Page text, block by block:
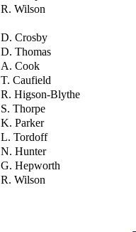
R. Wilson
D. Crosby
D. Thomas
A. Cook
T. Caufield
R. Higson-Blythe
S. Thorpe
K. Parker
L. Tordoff
N. Hunter
G. Hepworth
R. Wilson